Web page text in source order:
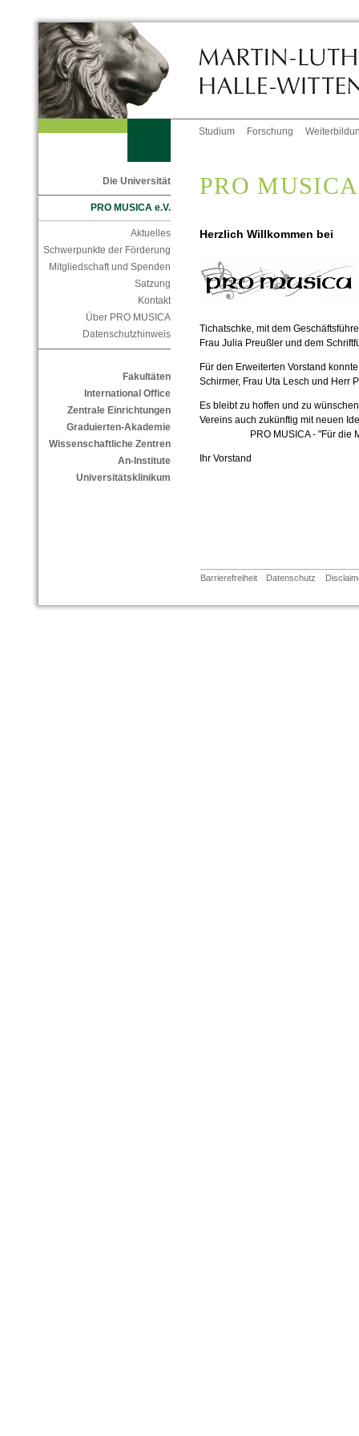
Studium Forschung
Die Universität
PRO MUSICA e.V.
Aktuelles
Schwerpunkte der Förderung
Mitgliedschaft und Spenden
Satzung
Kontakt
Über PRO MUSICA
Datenschutzhinweis
Fakultäten
International Office
Zentrale Einrichtungen
Graduierten-Akademie
Wissenschaftliche Zentren
An-Institute
Universitätsklinikum
PRO
Herzlich Willkommen bei
Tichatschke, mit dem
Frau Julia Preußler und dem
Für den Erweiterten Vorstand
Schirmer, Frau Uta Lesch und Herr
Es bleibt zu hoffen und zu
Vereins auch zukünftig mit neuen
PRO MUSICA - "Für die
Ihr Vorstand
Barrierefreiheit Datenschutz